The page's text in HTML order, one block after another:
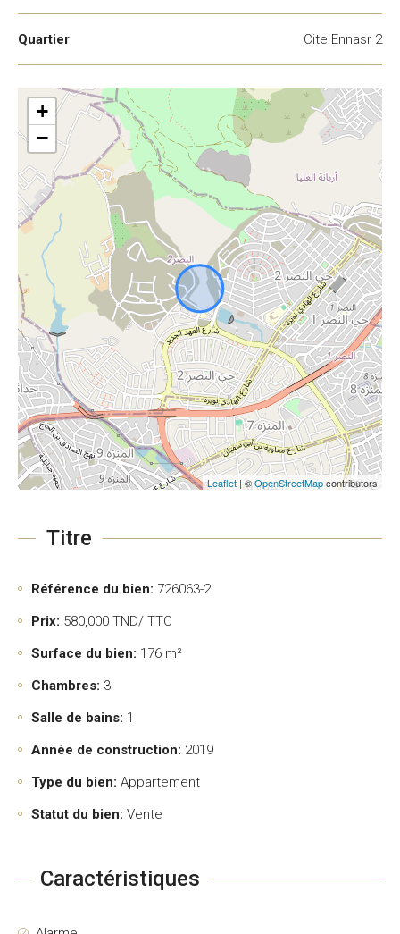
Quartier Cite Ennasr 2
+
−
Leaflet | ©OpenStreetMapcontributors
Titre
Référence du bien: 726063-2
Prix: 580,000 TND/ TTC
Surface du bien: 176 m²
Chambres: 3
Salle de bains: 1
Année de construction: 2019
Type du bien: Appartement
Statut du bien: Vente
Caractéristiques